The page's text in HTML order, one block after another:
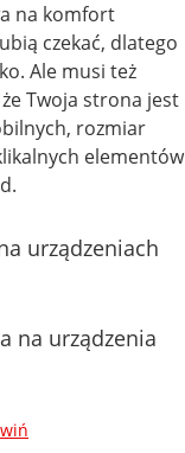
na komfort
czekać, dlatego
Ale musi też
Twoja strona jest
rozmiar
elementów
urządzeniach
na urządzenia